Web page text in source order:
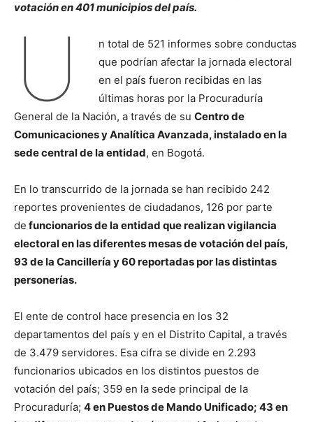
votación en 401 municipios del país.
U
n total de 521 informes sobre conductas
que podrían afectar la jornada electoral
en el país fueron recibidas en las
últimas horas por la Procuraduría
General de la Nación, a través de su Centro de
Comunicaciones y Analítica Avanzada, instalado en la
sede central de la entidad, en Bogotá.
En lo transcurrido de la jornada se han recibido 242
reportes provenientes de ciudadanos, 126 por parte
de funcionarios de la entidad que realizan vigilancia
electoral en las diferentes mesas de votación del país,
93 de la Cancillería y 60 reportadas por las distintas
personerías.
El ente de control hace presencia en los 32
departamentos del país y en el Distrito Capital, a través
de 3.479 servidores. Esa cifra se divide en 2.293
funcionarios ubicados en los distintos puestos de
votación del país; 359 en la sede principal de la
Procuraduría; 4 en Puestos de Mando Unificado; 43 en